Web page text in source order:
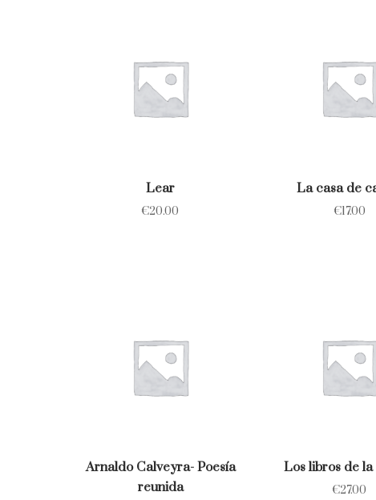
Lear
€20.00
La casa de
€17.00
Arnaldo Calveyra- Poesía
reunida
Los libros de
€27.00